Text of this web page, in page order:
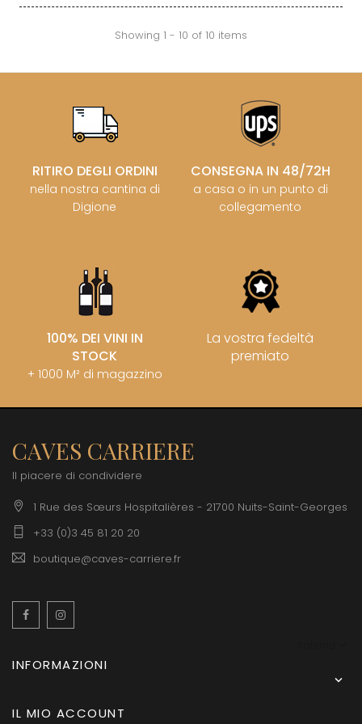
Showing 1 - 10 of 10 items
RITIRO DEGLI ORDINI
nella nostra cantina di
Digione
CONSEGNA IN 48/72H
a casa o in un punto di
collegamento
100% DEI VINI IN
STOCK
+ 1000 M² di magazzino
La vostra fedeltà
premiato
CAVES CARRIERE
Il piacere di condividere
1 Rue des Sœurs Hospitalières - 21700 Nuits-Saint-Georges
+33 (0)3 45 81 20 20
boutique@caves-carriere.fr
Facebook
INFORMAZIONI

IL MIO ACCOUNT